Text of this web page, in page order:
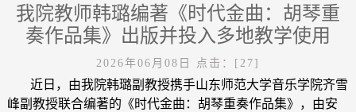
我院教师韩璐编著《时代金曲：胡琴重
奏作品集》出版并投入多地教学使用
2026年06月08日 点击：[ 27]
近日，由我院韩璐副教授携手山东师范大学音乐学院齐雪
峰副教授联合编著的《时代金曲：胡琴重奏作品集》，由安